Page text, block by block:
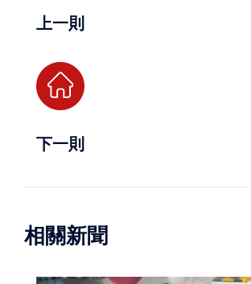
上一則
下一則
相關新聞